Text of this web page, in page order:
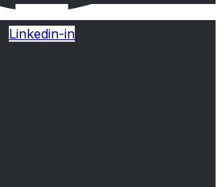
Linkedin-in